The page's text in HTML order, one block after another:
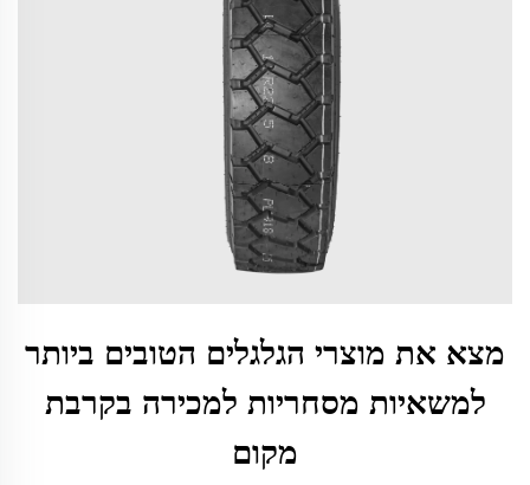
מצא את מוצרי הגלגלים הטובים ביותר
למשאיות מסחריות למכירה בקרבת
מקום